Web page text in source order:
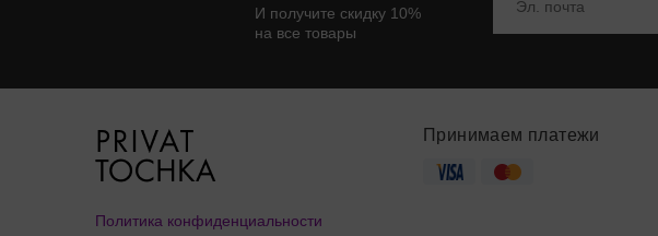
И получите скидку 10%
на все товары
Политика конфиденциальности
Принимаем платежи